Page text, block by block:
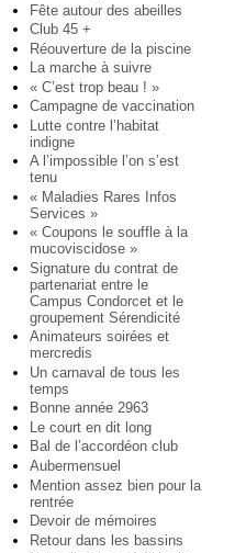
Fête autour des abeilles
Club 45 +
Réouverture de la piscine
La marche à suivre
« C’est trop beau ! »
Campagne de vaccination
Lutte contre l’habitat
indigne
A l’impossible l’on s’est
tenu
« Maladies Rares Infos
Services »
« Coupons le souffle à la
mucoviscidose »
Signature du contrat de
partenariat entre le
Campus Condorcet et le
groupement Sérendicité
Animateurs soirées et
mercredis
Un carnaval de tous les
temps
Bonne année 2963
Le court en dit long
Bal de l’accordéon club
Aubermensuel
Mention assez bien pour la
rentrée
Devoir de mémoires
Retour dans les bassins